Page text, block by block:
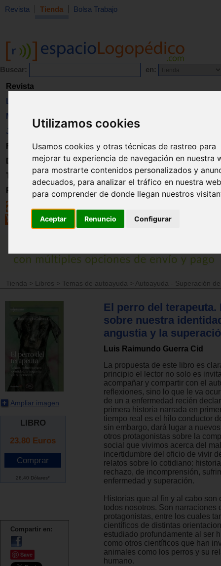
Utilizamos cookies
Usamos cookies y otras técnicas de rastreo para
mejorar tu experiencia de navegación en nuestra
para mostrarte contenidos personalizados y
adecuados, para analizar el tráfico en nuestra
para comprender de donde llegan nuestros
Aceptar Renuncio Configurar
Revista Tienda Bolsa Trabajo
Buscar: en:
Revista
Libros
Material
Juguetes
Formación
Directorio
Trabajo
Registro
Tienda > Libros > Temas de autoayuda > Autoayuda - Superación
Ampliar imagen
LIBRO
23.80 Euros
26.40 Dólares*
Compartir en:
Save
El perro del terapeuta.
sobre nuestra
angustia y la
Luis Raimundo Guerra Cid
La propuesta de este libro es
principio el lector no solo es
acompañar y compartir con el
reflexiones, sino lo que le va
de un a enfermedad recién
primera historia narrada en
tiempo real es el hilo conductor
sin embargo, dará lugar a
otros protagonistas sobre la
social que vivimos acerca del
incertidumbre del oficio de vivir
relatos sobre lo cotidiano:
rechazo, de incomprensión,
enfermedad y superación.
Historias que al fin y al cabo son
todos nosotros. Son narraciones
protagonistas, entre los cuales
científicos de distintas
estudiado profundamente al ser
como otros científicos que han
animales como los perros y su
humano.